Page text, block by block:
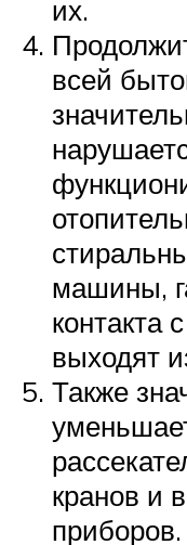
их.
всей
машины,
контакта
выходят
Также
кранов и